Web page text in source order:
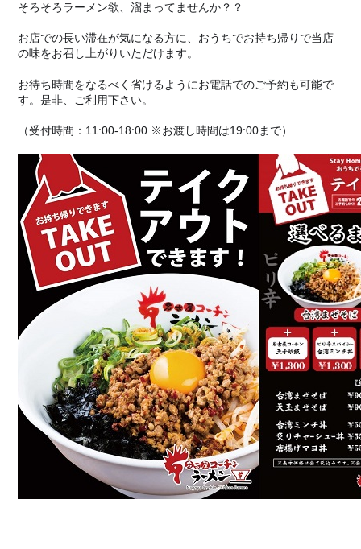
そろそろラーメン欲、溜まってませんか？？
お店での長い滞在が気になる方に、おうちでお持ち帰りで当店
の味をお召し上がりいただけます。
お待ち時間をなるべく省けるようにお電話でのご予約も可能で
す。是非、ご利用下さい。
（受付時間：11:00-18:00 ※お渡し時間は19:00まで）